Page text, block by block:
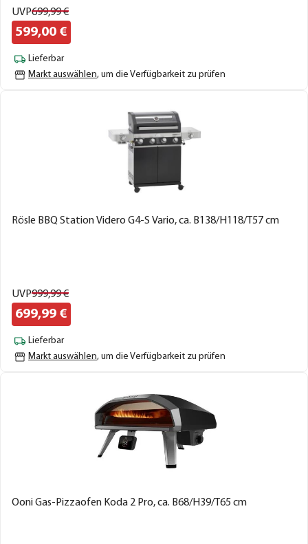
UVP699,99€
599,00 €
Lieferbar
Markt auswählen, um die Verfügbarkeit zu prüfen
Rösle BBQ Station Videro G4-S Vario, ca. B138/H118/T57 cm
UVP999,99€
699,99 €
Lieferbar
Markt auswählen, um die Verfügbarkeit zu prüfen
Ooni Gas-Pizzaofen Koda 2 Pro, ca. B68/H39/T65 cm